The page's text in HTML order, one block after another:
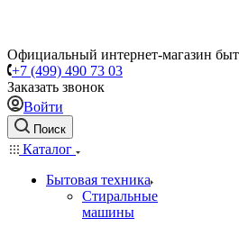
Официальный интернет-магазин
+7 (499) 490 73 03
Заказать звонок
Войти
Поиск
Каталог
Бытовая техника
Стиральные
машины